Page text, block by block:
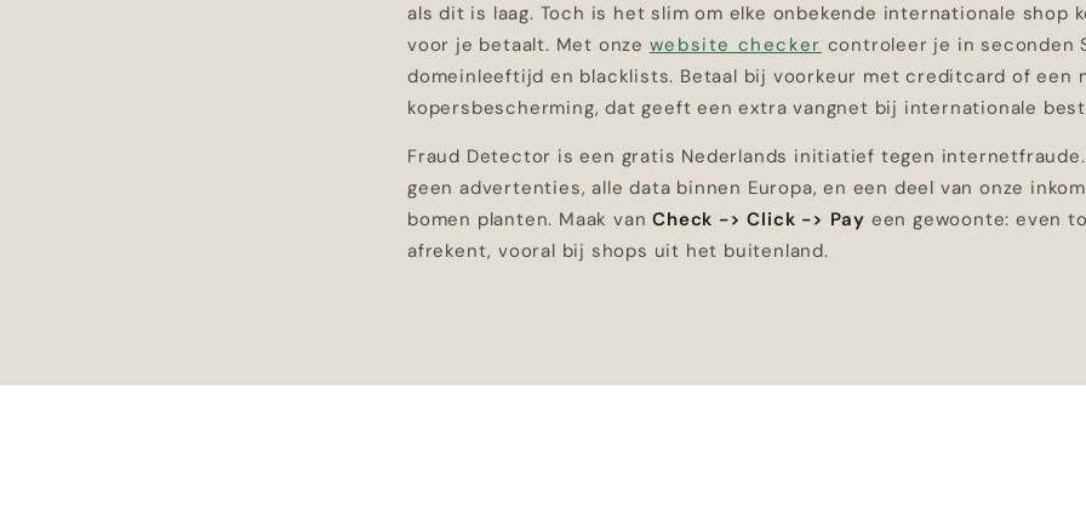
als dit is laag. Toch is het slim om elke onbekende internationale shop
voor je betaalt. Met onze website checker controleer je in seconden
domeinleeftijd en blacklists. Betaal bij voorkeur met creditcard of een
kopersbescherming, dat geeft een extra vangnet bij internationale
Fraud Detector is een gratis Nederlands initiatief tegen
geen advertenties, alle data binnen Europa, en een deel van onze
bomen planten. Maak vanCheck -> Click -> Pay een gewoonte: even
afrekent, vooral bij shops uit het buitenland.